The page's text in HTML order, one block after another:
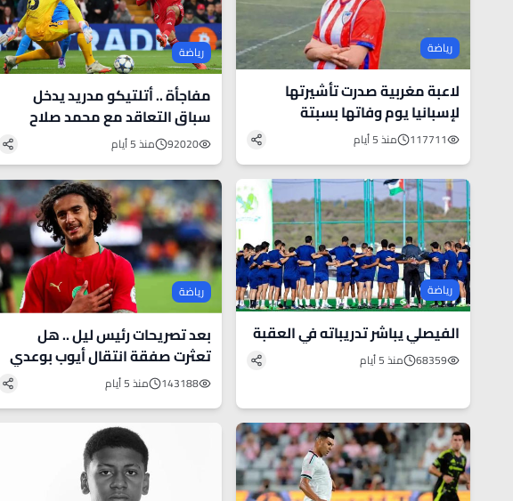
رياضة
لاعبة مغربية صدرت تأشيرتها
لإسبانيا يوم وفاتها بسبتة
117711 منذ 5 أيام
رياضة
مفاجأة .. أتلتيكو مدريد يدخل
سباق التعاقد مع محمد صلاح
92020 منذ 5 أيام
رياضة
الفيصلي يباشر تدريباته في العقبة
68359 منذ 5 أيام
رياضة
بعد تصريحات رئيس ليل .. هل
تعثرت صفقة انتقال أيوب بوعدي
لمانشستر سيتي؟
143188 منذ 5 أيام